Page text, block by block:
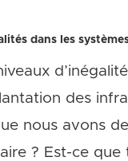
dans les
des
nous avons
? Est-ce que